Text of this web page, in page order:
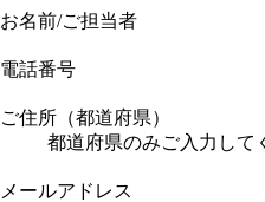
お名前/ご担当者
電話番号
ご住所（都道府県）
都道府県のみご入力して
メールアドレス